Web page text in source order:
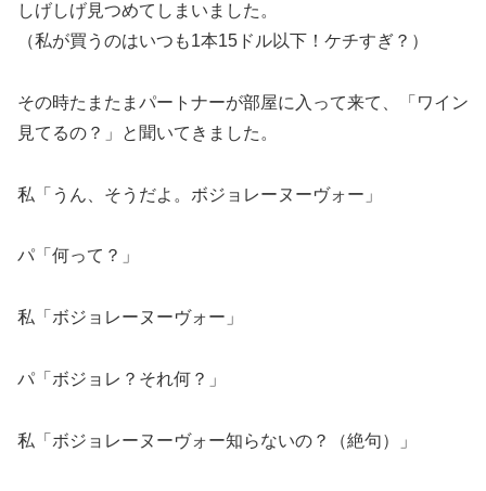
しげしげ見つめてしまいました。
（私が買うのはいつも1本15ドル以下！ケチすぎ？）
その時たまたまパートナーが部屋に入って来て、「ワイン
見てるの？」と聞いてきました。
私「うん、そうだよ。ボジョレーヌーヴォー」
パ「何って？」
私「ボジョレーヌーヴォー」
パ「ボジョレ？それ何？」
私「ボジョレーヌーヴォー知らないの？（絶句）」